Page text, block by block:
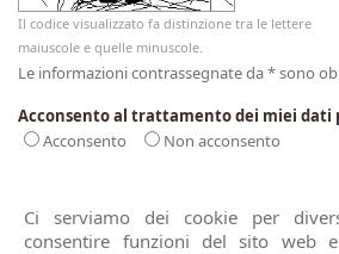
Ci serviamo dei cookie per
consentire funzioni del sito web
Il codice visualizzato fa distinzione tra le lettere
maiuscole e quelle minuscole.
Le informazioni contrassegnate da * sono
Acconsento al trattamento dei miei dati
Acconsento
Non acconsento